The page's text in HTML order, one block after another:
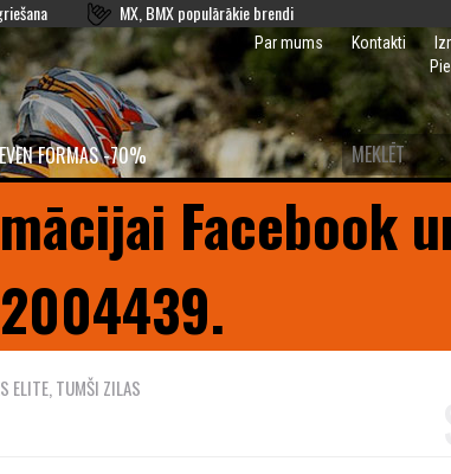
MX, BMX populārākie brendi
Par mums Kontakti
FORMAS -70%
Facebook
ELITE, TUMŠI ZILAS